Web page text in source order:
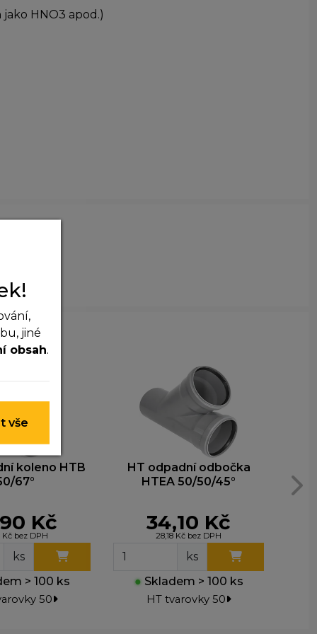
HNO3 apod.)
koleno HTB
67°
Kč
Kč bez DPH
ks
> 100 ks
50
HT odpadní odbočka
HTEA 50/50/45°
34,10 Kč
28,18 Kč bez DPH
ks
● Skladem > 100 ks
HT tvarovky 50
jiné
obsah.
nelze je
nim
lepší
vše